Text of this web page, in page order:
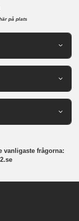
på plats
vanligaste frågorna: